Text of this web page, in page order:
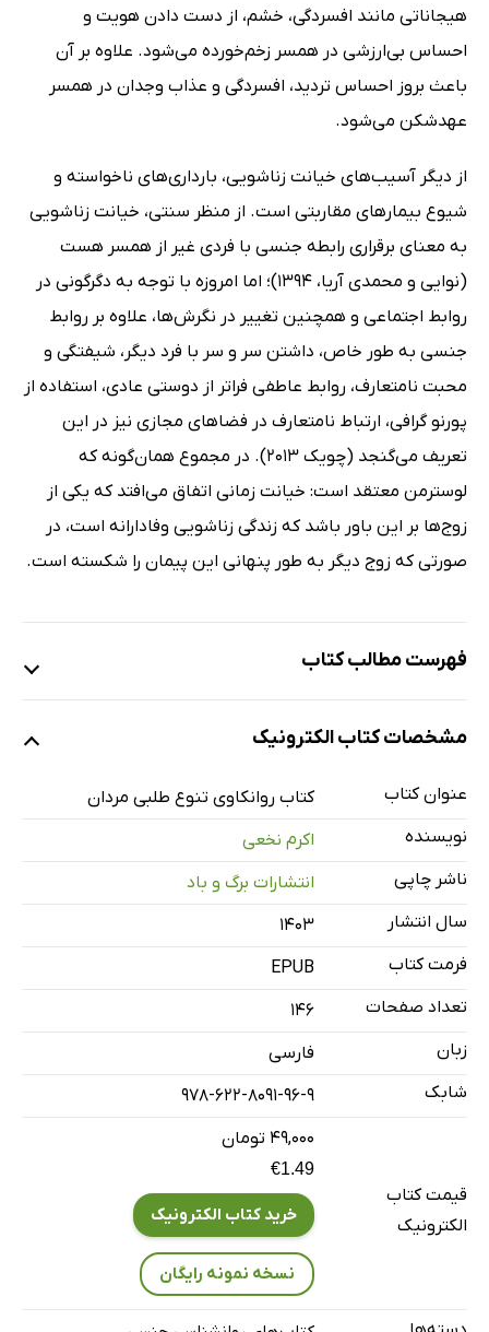
هیجاناتی مانند افسردگی، خشم، از دست دادن هویت و
احساس بی‌ارزشی در همسر زخم‌خورده می‌شود. علاوه بر آن
باعث بروز احساس تردید، افسردگی و عذاب وجدان در همسر
عهدشکن می‌شود.
از دیگر آسیب‌های خیانت زناشویی، بارداری‌های ناخواسته و
شیوع بیمارهای مقاربتی است. از منظر سنتی، خیانت زناشویی
به معنای برقراری رابطه جنسی با فردی غیر از همسر هست
(نوایی و محمدی آریا، 1394)؛ اما امروزه با توجه به دگرگونی در
روابط اجتماعی و همچنین تغییر در نگرش‌ها، علاوه بر روابط
جنسی به ‌طور خاص، داشتن سر و سر با فرد دیگر، شیفتگی و
محبت نامتعارف، روابط عاطفی فراتر از دوستی عادی، استفاده از
پورنو گرافی، ارتباط نامتعارف در فضاهای مجازی نیز در این
تعریف می‌گنجد (چویک 2013). در مجموع همان‌گونه که
لوسترمن معتقد است: خیانت زمانی اتفاق می‌افتد که یکی از
زوج‌ها بر این باور باشد که زندگی زناشویی وفادارانه است، در
صورتی ‌که زوج دیگر به‌ طور پنهانی این پیمان را شکسته است.
فهرست مطالب کتاب
فصل دوم: روانکاوی مردانگی و مردان
فصل سوم: روانکاوی ابژه عشق در مردان
فصل پنجم: روانکاوی عقده تنوع‌طلبی مردان
فصل ششم: درمان روانکاوانه مردان تنوع‌طلب
منابع
مشخصات کتاب الکترونیک
عنوان کتاب
کتاب روانکاوی تنوع طلبی مردان
نویسنده
اکرم نخعی
ناشر چاپی
انتشارات برگ و باد
سال انتشار
۱۴۰۳
فرمت کتاب
EPUB
تعداد صفحات
146
زبان
فارسی
شابک
978-622-8091-96-9
قیمت کتاب
الکترونیک
۴۹,۰۰۰ تومان
€1.49
خرید کتاب الکترونیک
نسخه نمونه رایگان